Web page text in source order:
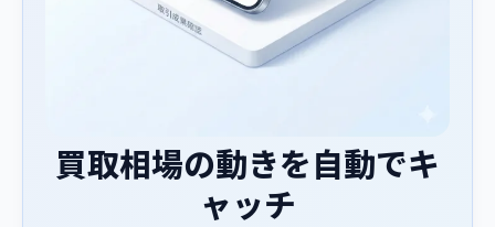
買取相場の動きを自動でキ
ャッチ